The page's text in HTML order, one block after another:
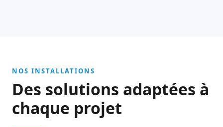
NOS INSTALLATIONS
Des solutions adaptées à
chaque projet